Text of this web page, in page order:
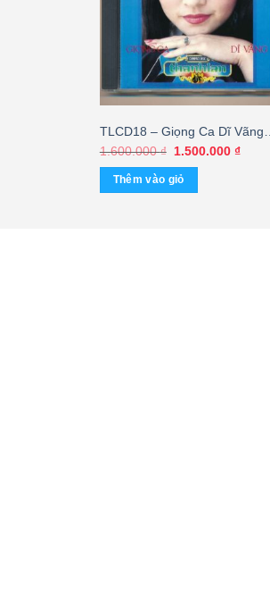
TLCD18 – Giọng Ca Dĩ Vãng
(Taiwan) KGTUS
1.600.000₫ Giá
là:
1.600.000 ₫.
1.500.000 ₫Giá
Thêm vào giỏ